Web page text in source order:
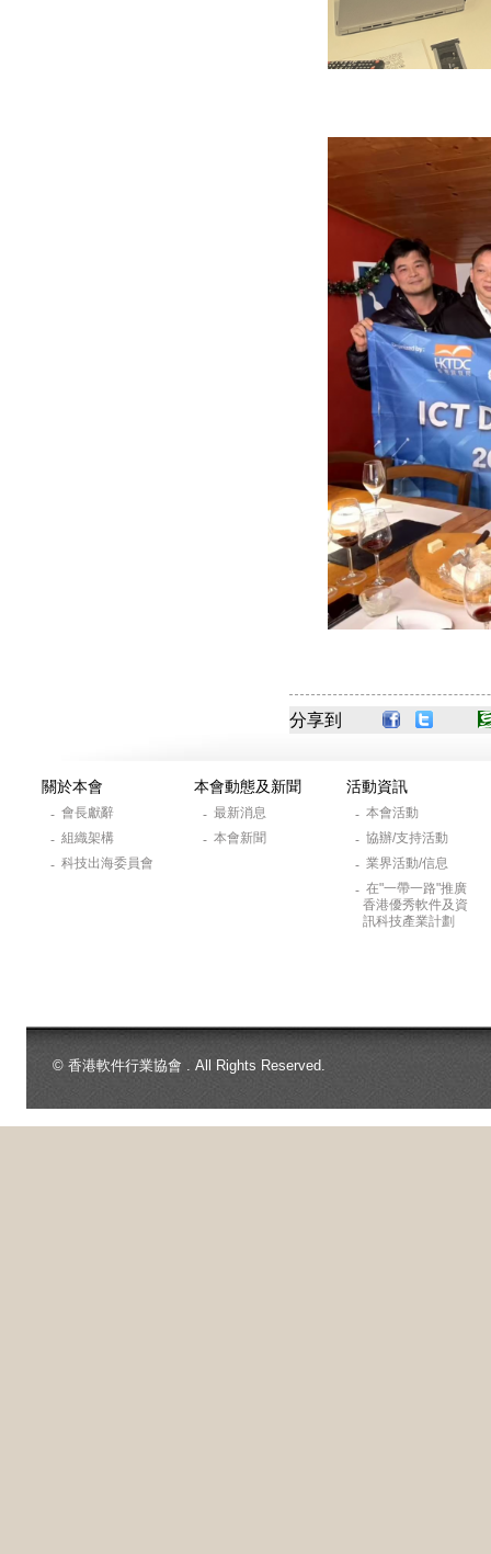
分享到
關於本會
- 會長獻辭
- 組織架構
- 科技出海委員會
本會動態及新聞
- 最新消息
- 本會新聞
活動資訊
- 本會活動
- 協辦/支持活動
- 業界活動/信息
- 在"一帶一路"推廣
香港優秀軟件及資
訊科技產業計劃
© 香港軟件行業協會 . All Rights Reserved.